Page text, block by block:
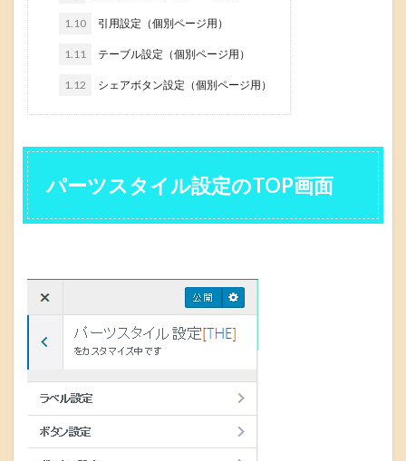
1.10 引用設定（個別ページ用）
1.11 テーブル設定（個別ページ用）
1.12 シェアボタン設定（個別ページ用）
パーツスタイル設定のTOP画面